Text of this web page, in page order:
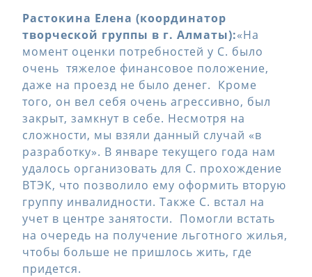
Растокина Елена (координатор
творческой группы в г. Алматы):«На
момент оценки потребностей у С. было
очень тяжелое финансовое положение,
даже на проезд не было денег. Кроме
того, он вел себя очень агрессивно, был
закрыт, замкнут в себе. Несмотря на
сложности, мы взяли данный случай «в
разработку». В январе текущего года нам
удалось организовать для С. прохождение
ВТЭК, что позволило ему оформить вторую
группу инвалидности. Также С. встал на
учет в центре занятости. Помогли встать
на очередь на получение льготного жилья,
чтобы больше не пришлось жить, где
придется.